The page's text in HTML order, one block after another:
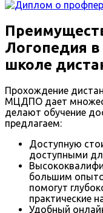
Логопедия
школе
Прохождение
МЦДПО дает
делают обучение
предлагаем:
Доступную
доступными
большим
помогут
практические
Удобный